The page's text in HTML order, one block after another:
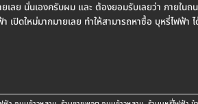
เลย นั่นเองครับผม และ ต้องยอมรับเลยว่า ภายในถ
ปิดใหม่มากมายเลย ทำให้สามารถหาซื้อ บุหรี่ไฟฟ้า ไ